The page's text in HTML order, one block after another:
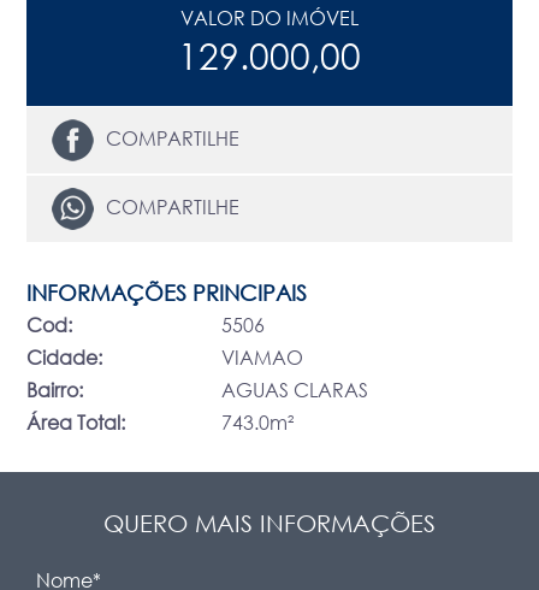
VALOR DO IMÓVEL
129.000,00
COMPARTILHE
COMPARTILHE
INFORMAÇÕES PRINCIPAIS
Cod:
5506
Cidade:
VIAMAO
Bairro:
AGUAS CLARAS
Área Total:
743.0m²
QUERO MAIS INFORMAÇÕES